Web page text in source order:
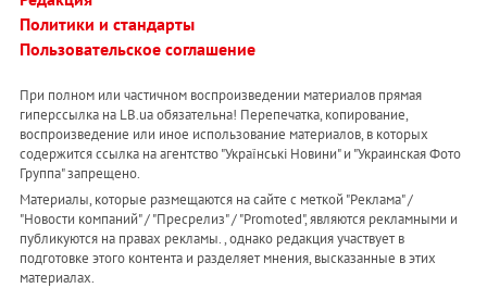
Политики и стандарты
Пользовательское соглашение
При полном или частичном воспроизведении материалов прямая
гиперссылка на LB.ua обязательна! Перепечатка, копирование,
воспроизведение или иное использование материалов, в которых
содержится ссылка на агентство "Українськi Новини" и "Украинская Фото
Группа" запрещено.
Материалы, которые размещаются на сайте с меткой "Реклама" /
"Новости компаний" / "Пресрелиз" / "Promoted", являются рекламными и
публикуются на правах рекламы. , однако редакция участвует в
подготовке этого контента и разделяет мнения, высказанные в этих
материалах.